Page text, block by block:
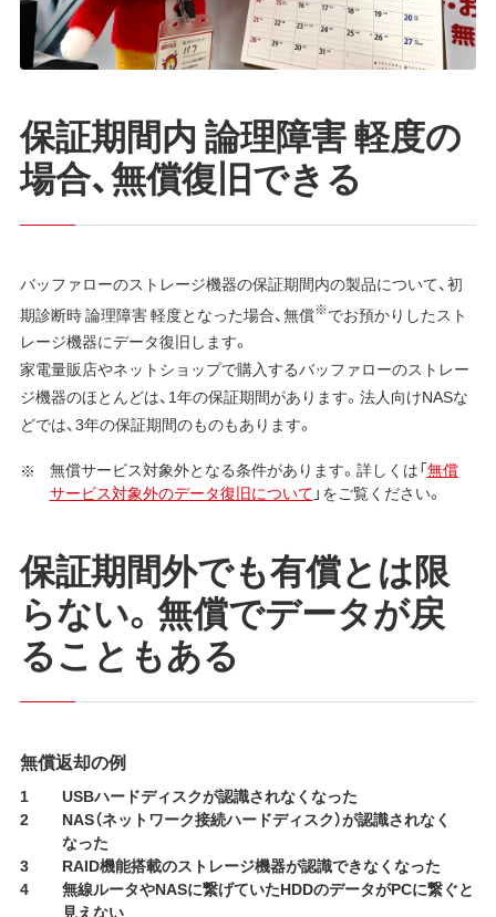
保証期間内 論理障害 軽度の
場合、無償復旧できる
バッファローのストレージ機器の保証期間内の製品について、初
期診断時 論理障害 軽度となった場合、無償※でお預かりしたスト
レージ機器にデータ復旧します。
家電量販店やネットショップで購入するバッファローのストレー
ジ機器のほとんどは、1年の保証期間があります。法人向けNASな
どでは、3年の保証期間のものもあります。
無償サービス対象外となる条件があります。詳しくは「無償
サービス対象外のデータ復旧について 」をご覧ください。
保証期間外でも有償とは限
らない。無償でデータが戻
ることもある
無償返却の例
USBハードディスクが認識されなくなった
NAS（ネットワーク接続ハードディスク）が認識されなく
なった
RAID機能搭載のストレージ機器が認識できなくなった
無線ルータやNASに繋げていたHDDのデータがPCに繋ぐと
見えない